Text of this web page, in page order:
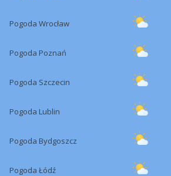
Pogoda Wrocław
Pogoda Poznań
Pogoda Szczecin
Pogoda Lublin
Pogoda Bydgoszcz
Pogoda Łódź